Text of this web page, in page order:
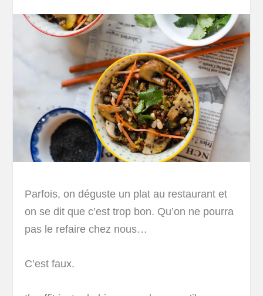
Parfois, on déguste un plat au restaurant et
on se dit que c’est trop bon. Qu’on ne pourra
pas le refaire chez nous…
C’est faux.